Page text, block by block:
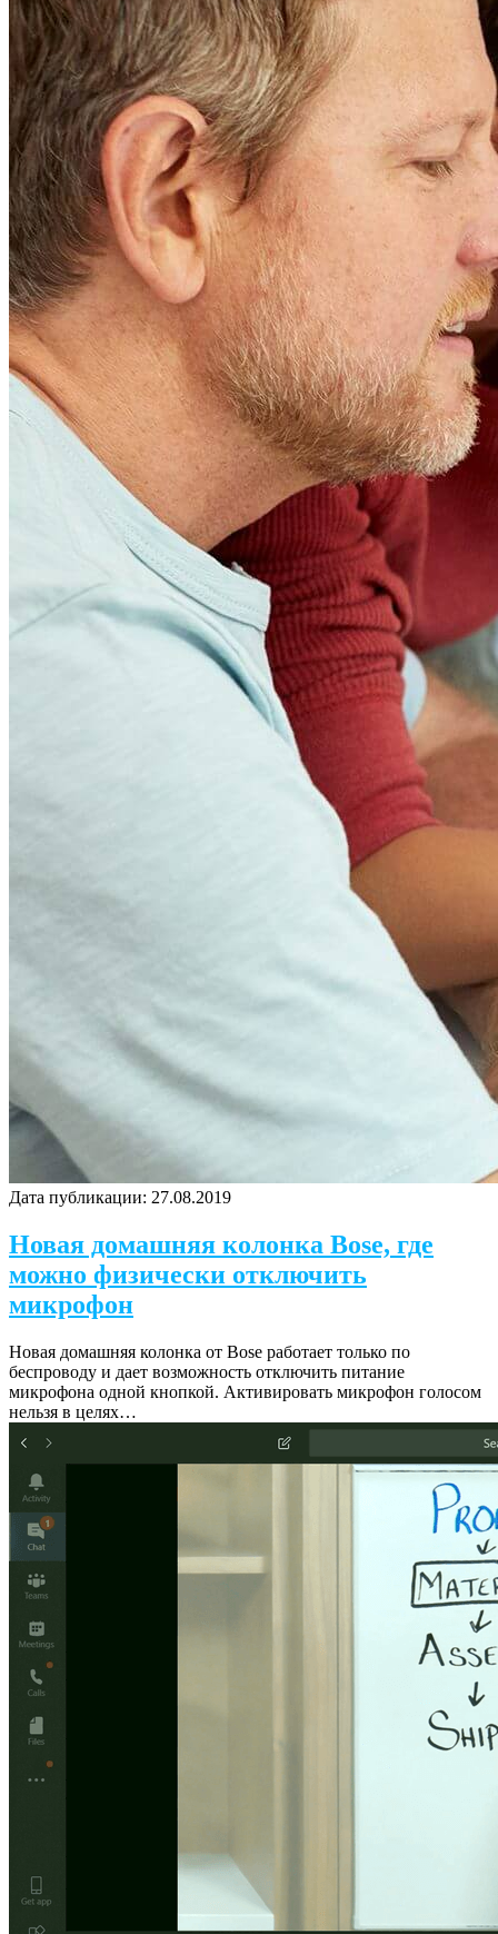
Дата публикации: 27.08.2019
Новая домашняя колонка Bose, где
можно физически отключить
микрофон
Новая домашняя колонка от Bose работает только по
беспроводу и дает возможность отключить питание
микрофона одной кнопкой. Активировать микрофон голосом
нельзя в целях…